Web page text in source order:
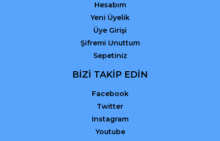
Hesabım
Yeni Üyelik
Üye Girişi
Şifremi Unuttum
Sepetiniz
BİZİ TAKİP EDİN
Facebook
Twitter
Instagram
Youtube